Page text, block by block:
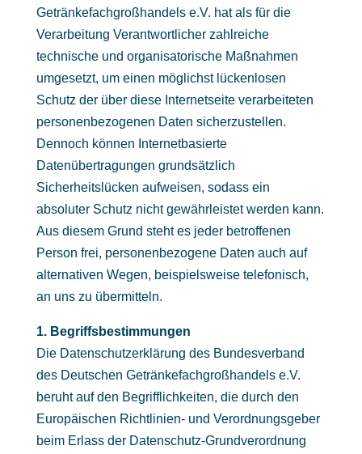
Getränkefachgroßhandels e.V. hat als für die
Verarbeitung Verantwortlicher zahlreiche
technische und organisatorische Maßnahmen
umgesetzt, um einen möglichst lückenlosen
Schutz der über diese Internetseite verarbeiteten
personenbezogenen Daten sicherzustellen.
Dennoch können Internetbasierte
Datenübertragungen grundsätzlich
Sicherheitslücken aufweisen, sodass ein
absoluter Schutz nicht gewährleistet werden kann.
Aus diesem Grund steht es jeder betroffenen
Person frei, personenbezogene Daten auch auf
alternativen Wegen, beispielsweise telefonisch,
an uns zu übermitteln.
1. Begriffsbestimmungen
Die Datenschutzerklärung des Bundesverband
des Deutschen Getränkefachgroßhandels e.V.
beruht auf den Begrifflichkeiten, die durch den
Europäischen Richtlinien- und Verordnungsgeber
beim Erlass der Datenschutz-Grundverordnung